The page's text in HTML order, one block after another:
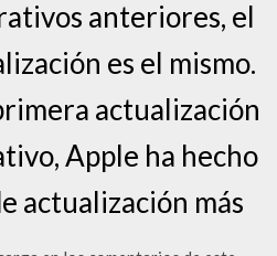
anteriores, el
es el mismo.
actualización
Apple ha hecho
actualización más